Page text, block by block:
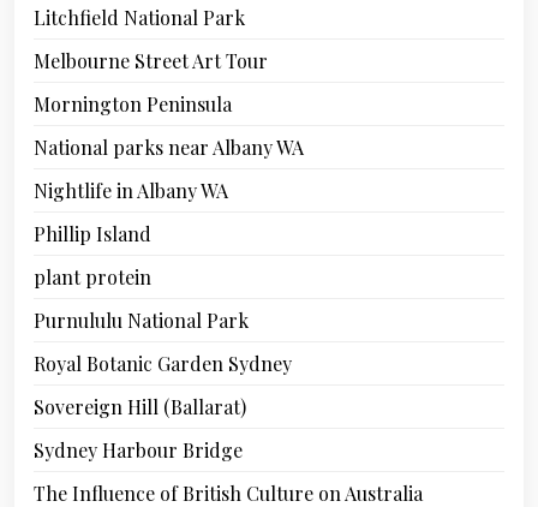
Litchfield National Park
Melbourne Street Art Tour
Mornington Peninsula
National parks near Albany WA
Nightlife in Albany WA
Phillip Island
plant protein
Purnululu National Park
Royal Botanic Garden Sydney
Sovereign Hill (Ballarat)
Sydney Harbour Bridge
The Influence of British Culture on Australia